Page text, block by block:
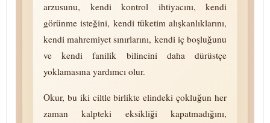
arzusunu, kendi kontrol ihtiyacını, kendi
görünme isteğini, kendi tü­ke­tim alışkanlıklarını,
kendi mah­re­mi­yet sınırlarını, kendi iç boşluğunu
ve kendi fanilik bilincini daha dürüstçe
yoklamasına yardımcı olur.
Okur, bu iki ciltle birlikte elindeki çokluğun her
zaman kalpteki eksikliği kapatmadığını,